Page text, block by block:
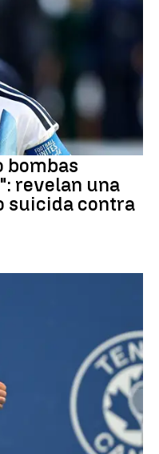
bombas
revelan una
suicida contra